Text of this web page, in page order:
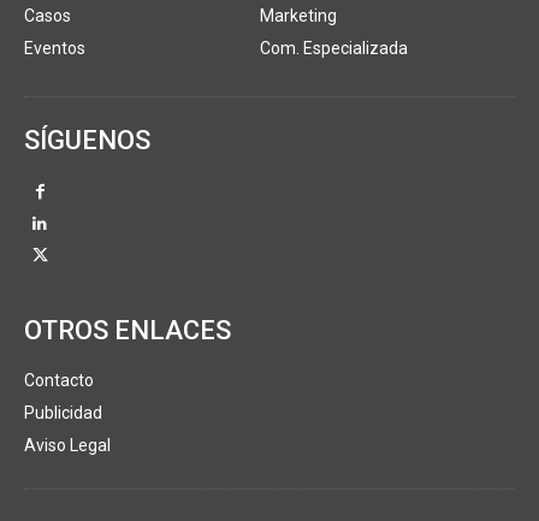
Casos
Eventos
Marketing
Com. Especializada
SÍGUENOS
OTROS ENLACES
Contacto
Publicidad
Aviso Legal